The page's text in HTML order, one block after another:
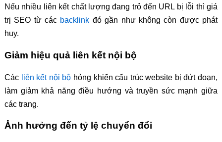
Nếu nhiều liên kết chất lượng đang trỏ đến URL bị lỗi thì giá
trị SEO từ các backlink đó gần như không còn được phát
huy.
Giảm hiệu quả liên kết nội bộ
Các liên kết nội bộ hỏng khiến cấu trúc website bị đứt đoạn,
làm giảm khả năng điều hướng và truyền sức mạnh giữa
các trang.
Ảnh hưởng đến tỷ lệ chuyển đổi